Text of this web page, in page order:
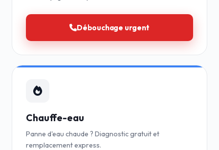
Débouchage urgent
Chauffe-eau
Panne d'eau chaude ? Diagnostic gratuit et
remplacement express.